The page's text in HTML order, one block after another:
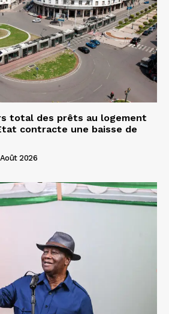
total des prêts au logement
contracte une baisse de
2026